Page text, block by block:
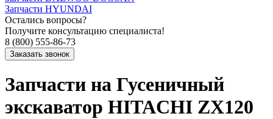
Запчасти HYUNDAI
Остались вопросы?
Получите консультацию специалиста!
8 (800) 555-86-73
Запчасти на Гусеничный
экскаватор HITACHI ZX120